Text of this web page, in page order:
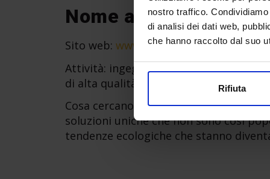
nostro traffico.
di analisi dei dati web,
che hanno raccolto dal suo
Rifiuta
Nome azienda:
Sito web: www.domsfera.pl
Attività: ingegneria edile.
di alta qualità.
Cosa cercano in fiera: cercano nuovi
soluzioni uniche che non sono così
tendenze ecologiche che stanno